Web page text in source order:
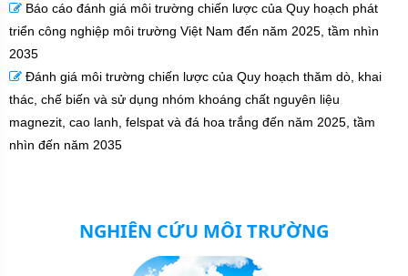
Báo cáo đánh giá môi trường chiến lược của Quy hoạch phát
triển công nghiệp môi trường Việt Nam đến năm 2025, tầm nhìn
2035
Đánh giá môi trường chiến lược của Quy hoạch thăm dò, khai
thác, chế biến và sử dụng nhóm khoáng chất nguyên liệu
magnezit, cao lanh, felspat và đá hoa trắng đến năm 2025, tầm
nhìn đến năm 2035
NGHIÊN CỨU MÔI TRƯỜNG